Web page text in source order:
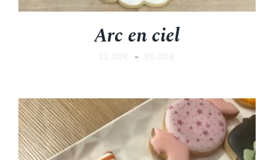
Arc en ciel
22.00€ – 90.00€
22.00€
à
90.00€